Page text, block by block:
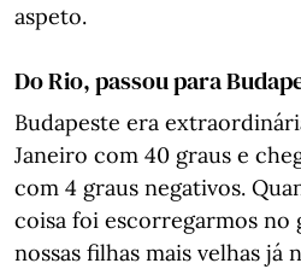
aspeto.
Do Rio, passou para
Budapeste era
Janeiro com 40 graus e
com 4 graus negativos.
coisa foi escorregarmos no
nossas filhas mais velhas já